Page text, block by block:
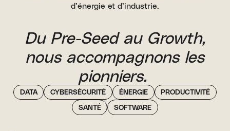
d’énergie et d’industrie.
Du Pre-Seed au Growth,
nous accompagnons les
pionniers.
DATA CYBERSÉCURITÉ ÉNERGIE
PRODUCTIVITÉ
SANTÉ
SOFTWARE